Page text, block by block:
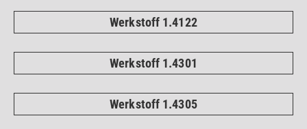
Werkstoff 1.4122
Werkstoff 1.4301
Werkstoff 1.4305